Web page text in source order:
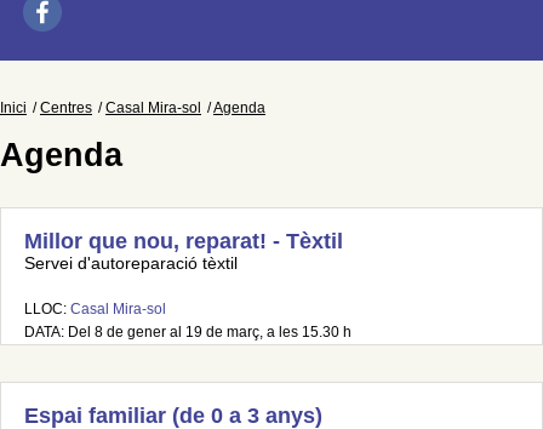
Inici Centres Casal Mira-sol Agenda
Agenda
Millor que nou, reparat! - Tèxtil
Servei d'autoreparació tèxtil
LLOC: Casal Mira-sol
DATA: Del 8 de gener al 19 de març, a les 15.30 h
Espai familiar (de 0 a 3 anys)